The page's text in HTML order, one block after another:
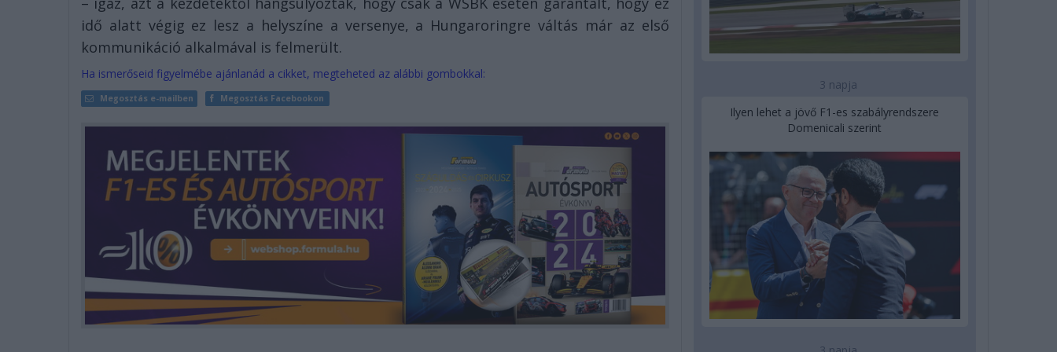
idő alatt végig ez lesz a helyszíne a versenye, a Hungaroringre váltás már az első
kommunikáció alkalmával is felmerült.
Ha ismerőseid figyelmébe ajánlanád a cikket, megteheted az alábbi gombokkal:
Megosztás e-mailben Megosztás Facebookon
3 napja
Ilyen lehet a jövő F1-es szabályrendszere
Domenicali szerint